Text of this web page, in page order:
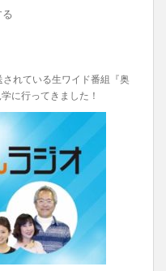
れている生ワイド番組『奥
に行ってきました！